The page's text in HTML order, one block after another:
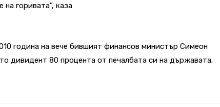
на горивата”, каза
година на вече бившият финансов министър Симеон
дивидент 80 процента от печалбата си на държавата.